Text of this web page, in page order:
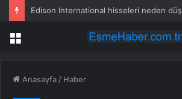
Edison International hisseleri neden
Menü
Anasayfa / Haber